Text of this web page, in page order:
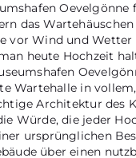
das
vor Wind und Wetter
heute Hochzeit
Wartehalle in
Architektur des
Würde, die jeder
ursprünglichen
über einen